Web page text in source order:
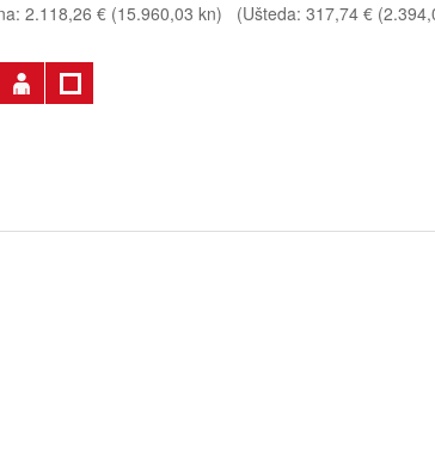
2.118,26 € (15.960,03 kn) (Ušteda: 317,74 €